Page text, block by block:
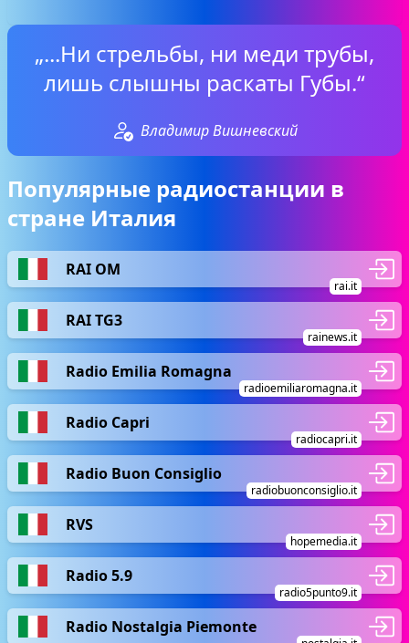
„...Ни стрельбы, ни меди трубы,
лишь слышны раскаты Губы.“
Владимир Вишневский
Популярные радиостанции в
стране Италия
RAI OM
rai.it
RAI TG3
rainews.it
Radio Emilia Romagna
radioemiliaromagna.it
Radio Capri
radiocapri.it
Radio Buon Consiglio
radiobuonconsiglio.it
RVS
hopemedia.it
Radio 5.9
radio5punto9.it
Radio Nostalgia Piemonte